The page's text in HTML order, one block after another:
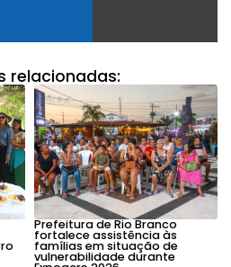
relacionadas:
Prefeitura de Rio Branco
fortalece assistência às
famílias em situação de
vulnerabilidade durante